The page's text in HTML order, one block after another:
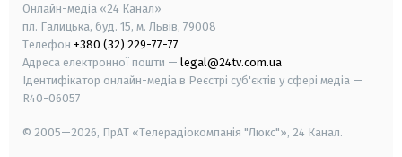
Онлайн-медіа «24 Канал»
пл. Галицька, буд. 15, м. Львів, 79008
Телефон +380 (32) 229-77-77
Адреса електронної пошти — legal@24tv.com.ua
Ідентифікатор онлайн-медіа в Реєстрі суб'єктів у сфері медіа —
R40-06057
© 2005—2026, ПрАТ «Телерадіокомпанія "Люкс"», 24 Канал.